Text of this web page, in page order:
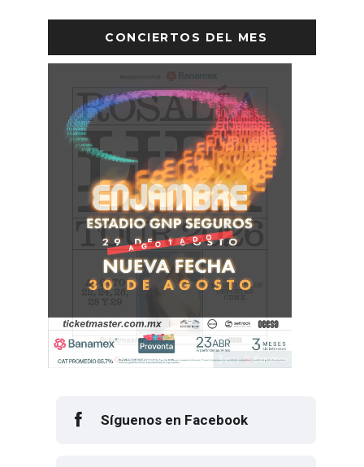
CONCIERTOS DEL MES
Síguenos en Facebook